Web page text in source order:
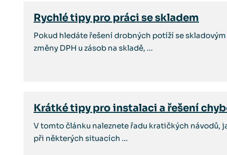
Rychlé tipy pro práci se skladem
Pokud hledáte řešení drobných potíží se
změny DPH u zásob na skladě, ...
Krátké tipy pro instalaci a řešení
V tomto článku naleznete řadu kratičkých návodů,
při některých situacích ...